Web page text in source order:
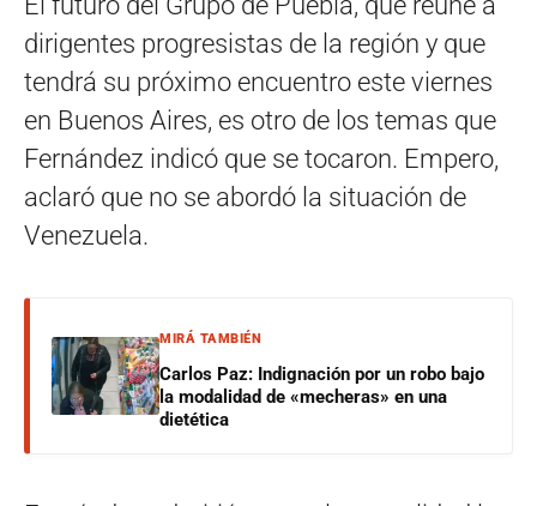
dirigentes progresistas de la región y que
tendrá su próximo encuentro este viernes
en Buenos Aires, es otro de los temas que
Fernández indicó que se tocaron. Empero,
aclaró que no se abordó la situación de
Venezuela.
MIRÁ TAMBIÉN
Carlos Paz: Indignación por un robo bajo
la modalidad de «mecheras» en una
dietética